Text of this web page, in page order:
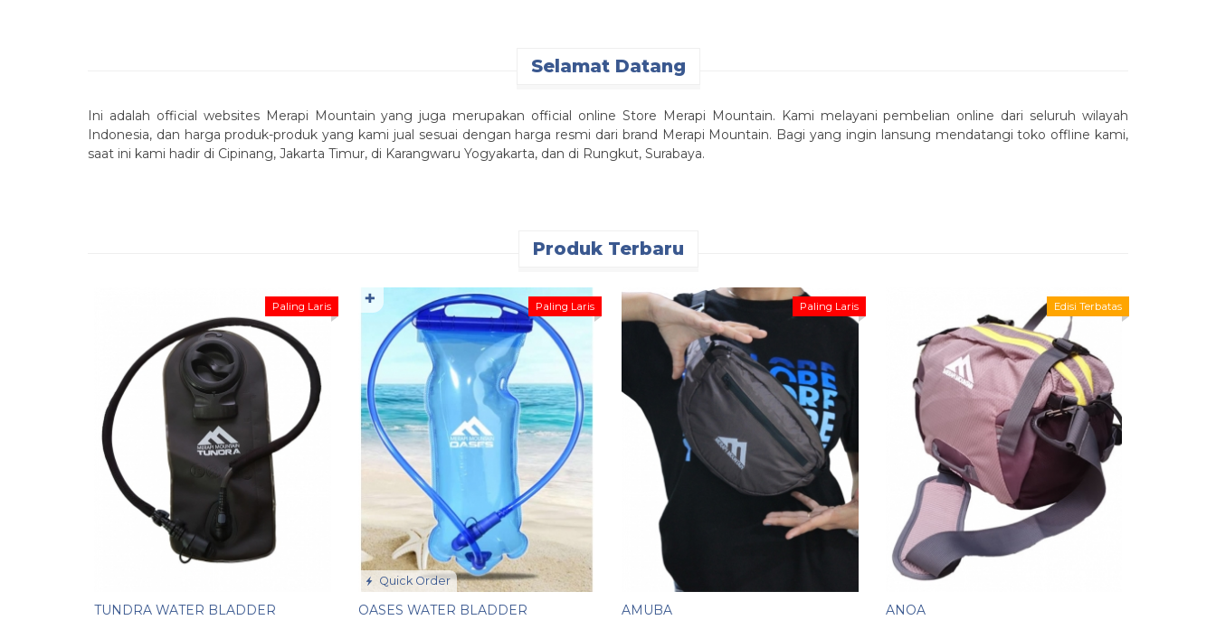
Selamat Datang
Ini adalah official websites Merapi Mountain yang juga merupakan official online Store Merapi Mountain. Kami melayani pembelian online dari seluruh wilayah
Indonesia, dan harga produk-produk yang kami jual sesuai dengan harga resmi dari brand Merapi Mountain. Bagi yang ingin lansung mendatangi toko offline kami,
saat ini kami hadir di Cipinang, Jakarta Timur, di Karangwaru Yogyakarta, dan di Rungkut, Surabaya.
Produk Terbaru
Paling Laris
TUNDRA WATER BLADDER
Quick Order
Paling Laris
OASES WATER BLADDER
✚ Paling Laris
AMUBA
Edisi Terbatas
ANOA